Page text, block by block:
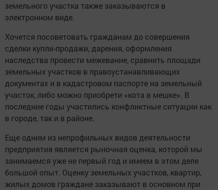
земельного участка также заказыва­ются в
электронном виде.
Хочется посоветовать гражданам до совершения
сделки купли-продажи, дарения, оформления
наследства провести межевание, сравнить пло­щади
земельных участков в правоу­станавливающих
документах и в када­стровом паспорте на земельный
уча­сток, либо можно приобрети «кота в мешке». В
последние годы участились конфликтные ситуации как
в городе, так и в районе.
Еще одним из непрофильных видов деятельности
предприятия является рыночная оценка, которой мы
зани­маемся уже не первый год и имеем в этом деле
большой опыт. Оценку зе­мельных участков, квартир,
жилых до­мов граждане заказывают в основном при